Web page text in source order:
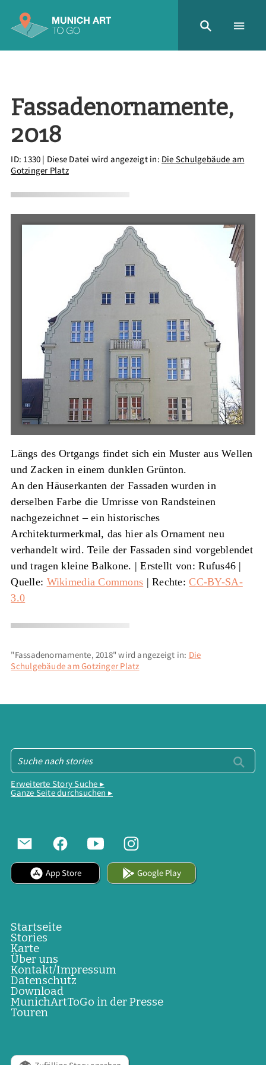
Fassadenornamente,
2018
ID: 1330 | Diese Datei wird angezeigt in: Die Schulgebäude am
Gotzinger Platz
Längs des Ortgangs findet sich ein Muster aus Wellen
und Zacken in einem dunklen Grünton.
An den Häuserkanten der Fassaden wurden in
derselben Farbe die Umrisse von Randsteinen
nachgezeichnet – ein historisches
Architekturmerkmal, das hier als Ornament neu
verhandelt wird. Teile der Fassaden sind vorgeblendet
und tragen kleine Balkone. |Erstellt von: Rufus46 |
Quelle: Wikimedia Commons | Rechte:CC-BY-SA-
3.0
"Fassadenornamente, 2018" wird angezeigt in: Die
Schulgebäude am Gotzinger Platz
Erweiterte Story Suche ▸
Ganze Seite durchsuchen ▸
App Store Google Play
Startseite
Stories
Karte
Über uns
Kontakt/Impressum
Datenschutz
Download
MunichArtToGo in der Presse
Touren